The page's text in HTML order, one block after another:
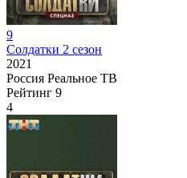
9
Солдатки 2 сезон
2021
Россия Реальное ТВ
Рейтинг 9
4